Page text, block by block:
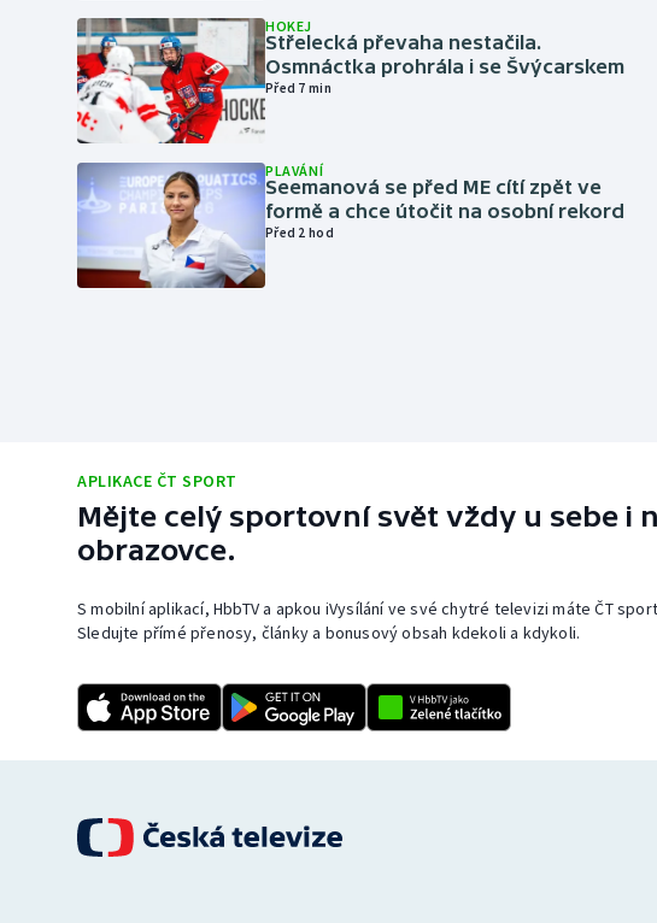
HOKEJ
Střelecká převaha nestačila.
Osmnáctka prohrála i se Švýcarskem
Před 7 min
PLAVÁNÍ
Seemanová se před ME cítí zpět ve
formě a chce útočit na osobní rekord
Před 2 hod
APLIKACE ČT SPORT
Mějte celý sportovní svět vždy u sebe i
obrazovce.
S mobilní aplikací, HbbTV a apkou iVysílání ve své chytré televizi máte ČT
Sledujte přímé přenosy, články a bonusový obsah kdekoli a kdykoli.